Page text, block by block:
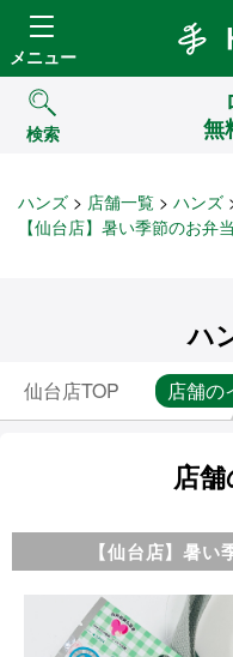
メニュー
検索
無
ハンズ 店舗一覧 ハンズ
【仙台店】暑い季節のお弁
ハ
仙台店TOP 店舗の
店
【仙台店】暑い